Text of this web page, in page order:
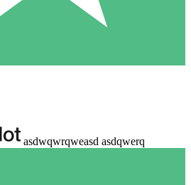
asdwqwrqweasd asdqwerq